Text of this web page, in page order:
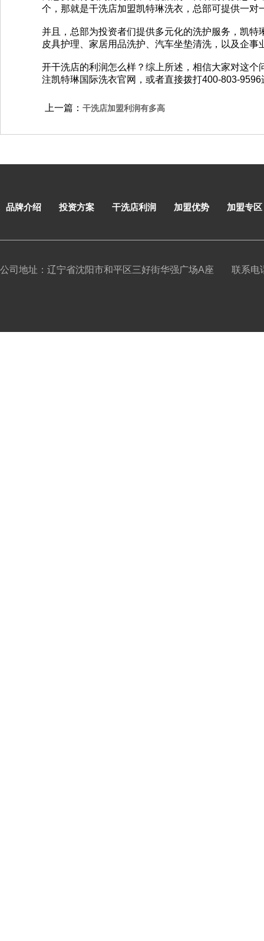
个，那就是干洗店加盟凯特琳洗衣，总部可提供一
并且，总部为投资者们提供多元化的洗护服务，凯
皮具护理、家居用品洗护、汽车坐垫清洗，以及企
开干洗店的利润怎么样？综上所述，相信大家对这
注凯特琳国际洗衣官网，或者直接拨打400-803-
上一篇： 干洗店加盟利润有多高
品牌介绍 投资方案 干洗店利润 加盟优势 加盟专区
公司地址：辽宁省沈阳市和平区三好街华强广场A座 联系电